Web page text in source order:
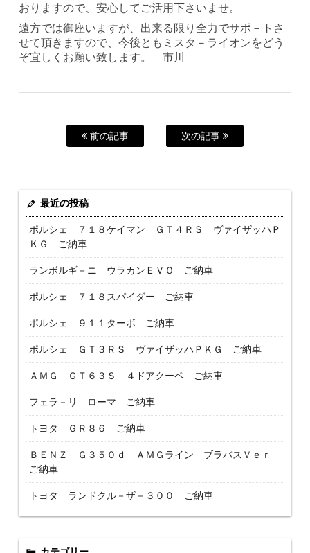
おりますので、安心してご活用下さいませ。
遠方では御座いますが、出来る限り全力でサポ－トさ
せて頂きますので、今後ともミスタ－ライオンをどう
ぞ宜しくお願い致します。 市川
前の記事 次の記事
最近の投稿
ポルシェ ７１８ケイマン ＧＴ４ＲＳ ヴァイザッハＰ
ＫＧ ご納車
ランボルギ－ニ ウラカンＥＶＯ ご納車
ポルシェ ７１８スパイダー ご納車
ポルシェ ９１１ターボ ご納車
ポルシェ ＧＴ３ＲＳ ヴァイザッハＰＫＧ ご納車
ＡＭＧ ＧＴ６３Ｓ ４ドアクーペ ご納車
フェラ－リ ローマ ご納車
トヨタ ＧＲ８６ ご納車
ＢＥＮＺ Ｇ３５０ｄ ＡＭＧライン ブラバスＶｅｒ
ご納車
トヨタ ランドクル－ザ－３００ ご納車